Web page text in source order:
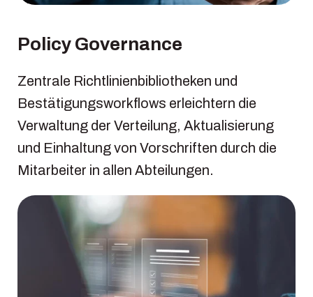
Policy Governance
Zentrale Richtlinienbibliotheken und
Bestätigungsworkflows erleichtern die
Verwaltung der Verteilung, Aktualisierung
und Einhaltung von Vorschriften durch die
Mitarbeiter in allen Abteilungen.